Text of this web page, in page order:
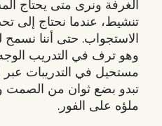
الغرفة ونرى متى يحتاج
تنشيط، عندما نحتاج إلى
الاستجواب. حتى أننا نسمح
وهو ترف في التدريب
مستحيل في التدريبات
تبدو بضع ثوان من الصمت
ملؤه على الفور.